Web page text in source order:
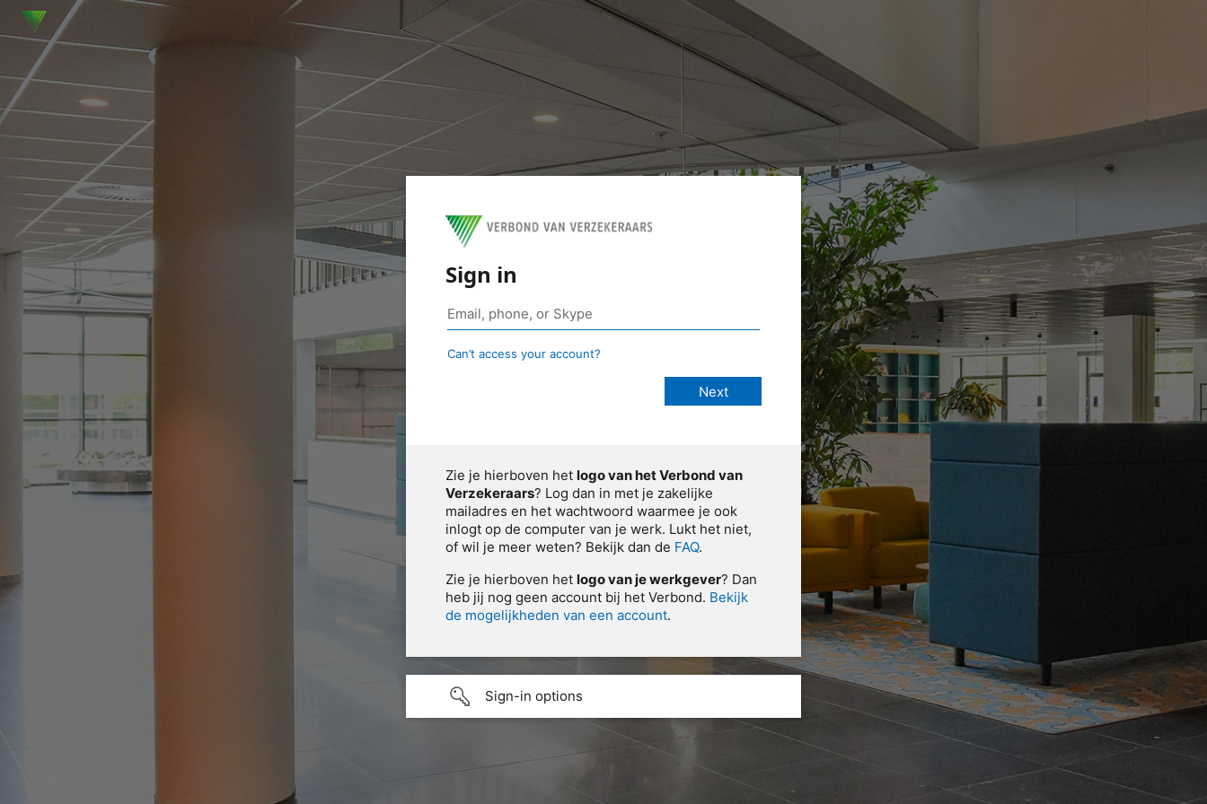
Sign in
Can’t access your account?
Zie je hierboven het logo van het Verbond van
Verzekeraars? Log dan in met je zakelijke
mailadres en het wachtwoord waarmee je ook
inlogt op de computer van je werk. Lukt het niet,
of wil je meer weten? Bekijk dan de FAQ.
Zie je hierboven het logo van je werkgever? Dan
heb jij nog geen account bij het Verbond. Bekijk
de mogelijkheden van een account.
Sign-in options